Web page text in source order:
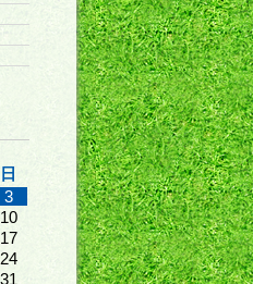
日
3
10
17
24
31